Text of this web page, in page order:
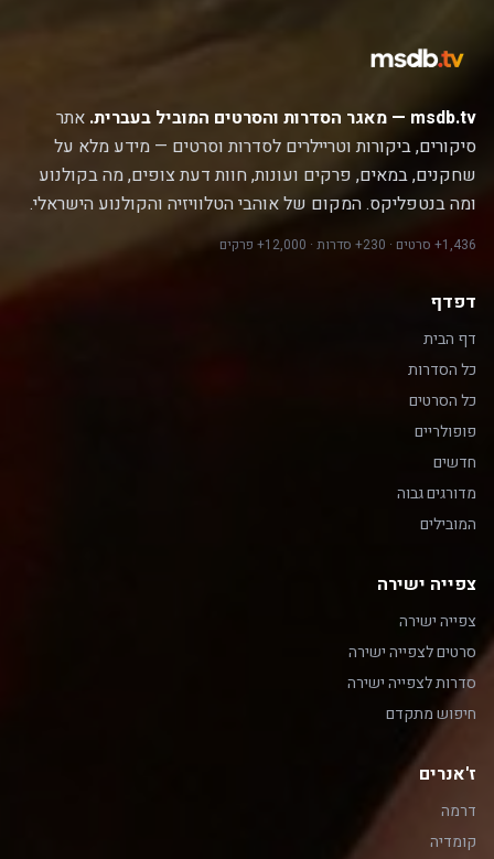
msdb.tv — מאגר הסדרות והסרטים המוביל בעברית.
אתר
סיקורים, ביקורות וטריילרים לסדרות וסרטים — מידע מלא על
שחקנים, במאים, פרקים ועונות, חוות דעת צופים, מה בקולנוע
ומה בנטפליקס. המקום של אוהבי הטלוויזיה והקולנוע הישראלי.
1,436+ סרטים · 230+ סדרות · 12,000+ פרקים
דפדף
דף הבית
כל הסדרות
כל הסרטים
פופולריים
חדשים
מדורגים גבוה
המובילים
צפייה ישירה
צפייה ישירה
סרטים לצפייה ישירה
סדרות לצפייה ישירה
חיפוש מתקדם
ז'אנרים
דרמה
קומדיה